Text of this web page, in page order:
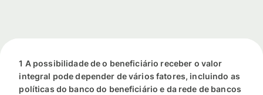
1 A possibilidade de o beneficiário receber o valor
integral pode depender de vários fatores, incluindo as
políticas do banco do beneficiário e da rede de bancos